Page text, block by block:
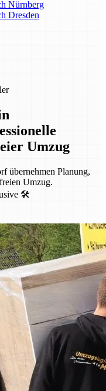
Nürnberg
Dresden
Umzug
übernehmen Planung,
Umzug.
🛠️